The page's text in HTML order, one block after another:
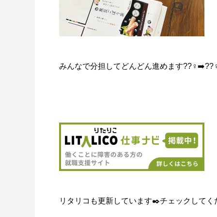
みんなで分担してどんどん進めます
リタリコも更新しています✒️チェックしてく